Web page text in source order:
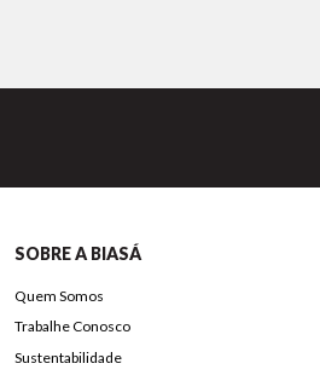
SOBRE A BIASÁ
Quem Somos
Trabalhe Conosco
Sustentabilidade